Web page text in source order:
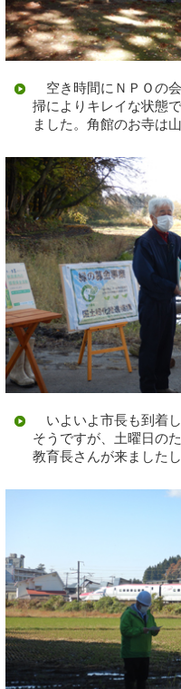
空き時間にＮＰＯの
掃によりキレイな状態
ました。角館のお寺は
いよいよ市長も到着
そうですが、土曜日の
教育長さんが来ました